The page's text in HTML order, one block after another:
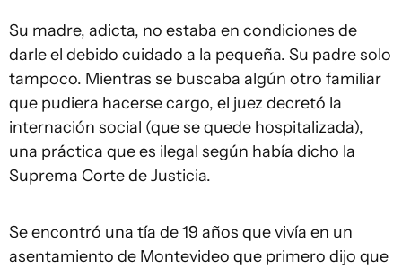
Su madre, adicta, no estaba en condiciones de
darle el debido cuidado a la pequeña. Su padre solo
tampoco. Mientras se buscaba algún otro familiar
que pudiera hacerse cargo, el juez decretó la
internación social (que se quede hospitalizada),
una práctica que es ilegal según había dicho la
Suprema Corte de Justicia.
Se encontró una tía de 19 años que vivía en un
asentamiento de Montevideo que primero dijo que